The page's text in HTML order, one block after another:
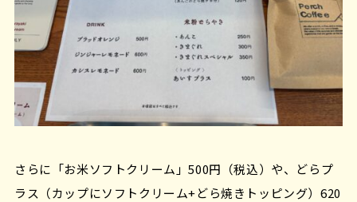
さらに「お米ソフトクリーム」500円（税込）や、どらプ
ラス（カップにソフトクリーム+どら焼きトッピング）620